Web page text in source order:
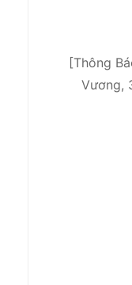
[Thông
Vương,